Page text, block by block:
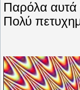
Παρόλα αυτά
Πολύ